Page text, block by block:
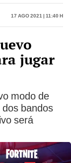
17 Ago 2021 | 11:40 h
jugar
modo de
bandos
será